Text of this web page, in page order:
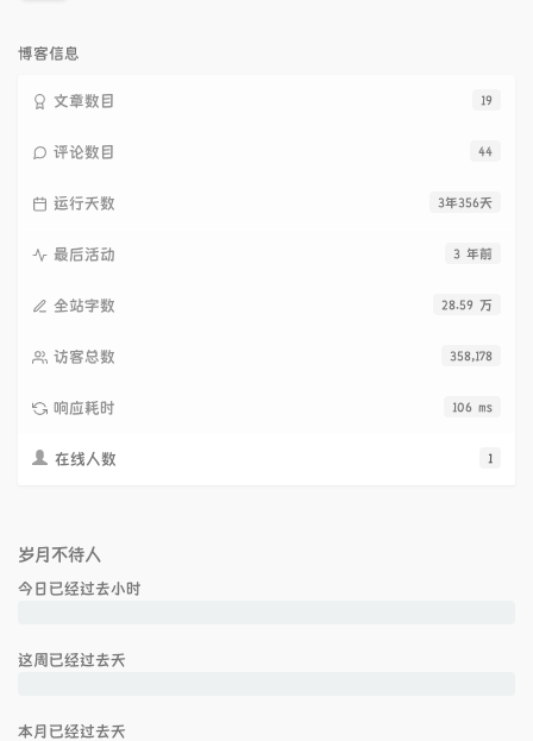
博客信息
19
文章数目
44
评论数目
3年356天
运行天数
3 年前
最后活动
28.59 万
全站字数
358,178
访客总数
106 ms
响应耗时
1
在线人数
岁月不待人
今日已经过去小时
这周已经过去天
本月已经过去天